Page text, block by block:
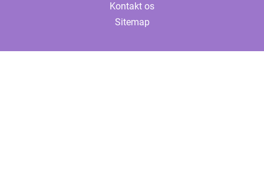
Kontakt os
Sitemap